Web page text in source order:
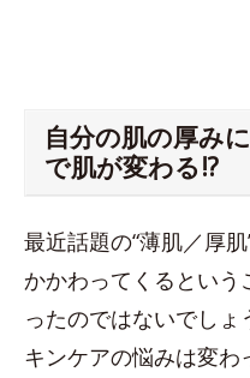
自分の肌の厚み
で肌が変わる!?
最近話題の“薄肌／厚
かかわってくるとい
ったのではないでし
キンケアの悩みは変